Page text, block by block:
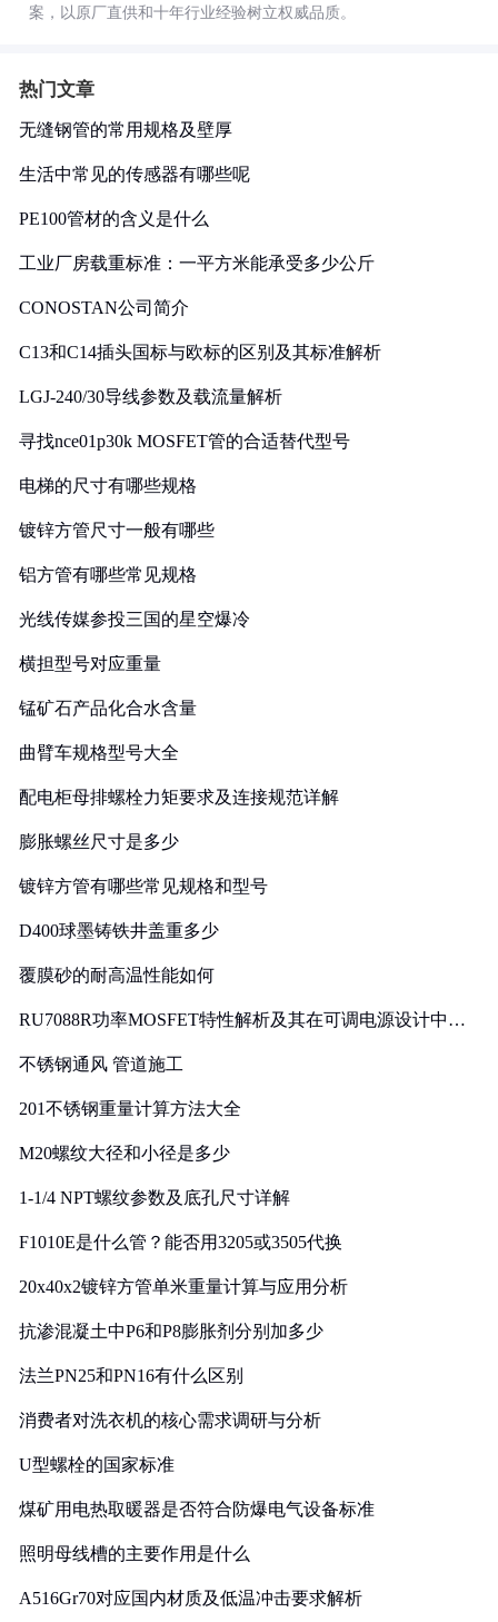
案，以原厂直供和十年行业经验树立权威品质。
热门文章
无缝钢管的常用规格及壁厚
生活中常见的传感器有哪些呢
PE100管材的含义是什么
工业厂房载重标准：一平方米能承受多少公斤
CONOSTAN公司简介
C13和C14插头国标与欧标的区别及其标准解析
LGJ-240/30导线参数及载流量解析
寻找nce01p30k MOSFET管的合适替代型号
电梯的尺寸有哪些规格
镀锌方管尺寸一般有哪些
铝方管有哪些常见规格
光线传媒参投三国的星空爆冷
横担型号对应重量
锰矿石产品化合水含量
曲臂车规格型号大全
配电柜母排螺栓力矩要求及连接规范详解
膨胀螺丝尺寸是多少
镀锌方管有哪些常见规格和型号
D400球墨铸铁井盖重多少
覆膜砂的耐高温性能如何
RU7088R功率MOSFET特性解析及其在可调电源设计中的
不锈钢通风 管道施工
201不锈钢重量计算方法大全
M20螺纹大径和小径是多少
1-1/4 NPT螺纹参数及底孔尺寸详解
F1010E是什么管？能否用3205或3505代换
20x40x2镀锌方管单米重量计算与应用分析
抗渗混凝土中P6和P8膨胀剂分别加多少
法兰PN25和PN16有什么区别
消费者对洗衣机的核心需求调研与分析
U型螺栓的国家标准
煤矿用电热取暖器是否符合防爆电气设备标准
照明母线槽的主要作用是什么
A516Gr70对应国内材质及低温冲击要求解析